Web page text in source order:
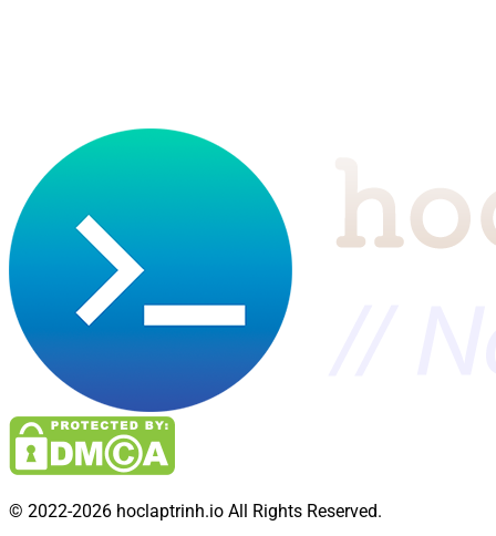
© 2022-2026 hoclaptrinh.io All Rights Reserved.